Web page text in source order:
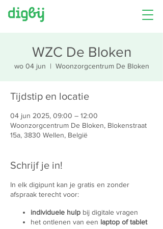
WZC De Bloken
wo 04 jun
  |
Woonzorgcentrum De Bloken
Tijdstip en locatie
04 jun 2025, 09:00 – 12:00
Woonzorgcentrum De Bloken, Blokenstraat
15a, 3830 Wellen, België
Schrijf je in!
In elk digipunt kan je gratis en zonder
afspraak terecht voor:
individuele hulp bij digitale vragen
het ontlenen van een laptop of tablet